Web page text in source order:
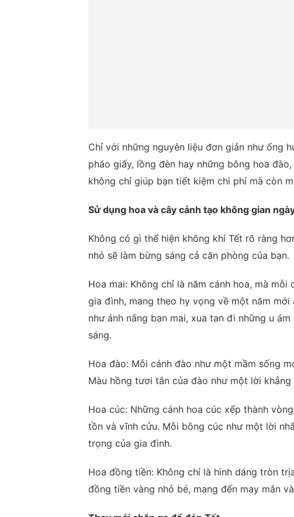
Chỉ với những nguyên liệu đơn giản như ống
pháo giấy, lồng đèn hay những bông hoa
không chỉ giúp bạn tiết kiệm chi phí mà còn
Sử dụng hoa và cây cảnh tạo không gian
Không có gì thể hiện không khí Tết rõ ràng
nhỏ sẽ làm bừng sáng cả căn phòng của bạn.
Hoa mai: Không chỉ là năm cánh hoa, mà
gia đình, mang theo hy vọng về một năm
như ánh nắng ban mai, xua tan đi những u
sáng.
Hoa đào: Mỗi cánh đào như một mầm sống
Màu hồng tươi tắn của đào như một lời
Hoa cúc: Những cánh hoa cúc xếp thành
tồn và vĩnh cửu. Mỗi bông cúc như một lời
trọng của gia đình.
Hoa đồng tiền: Không chỉ là hình dáng tròn
đồng tiền vàng nhỏ bé, mang đến may mắn